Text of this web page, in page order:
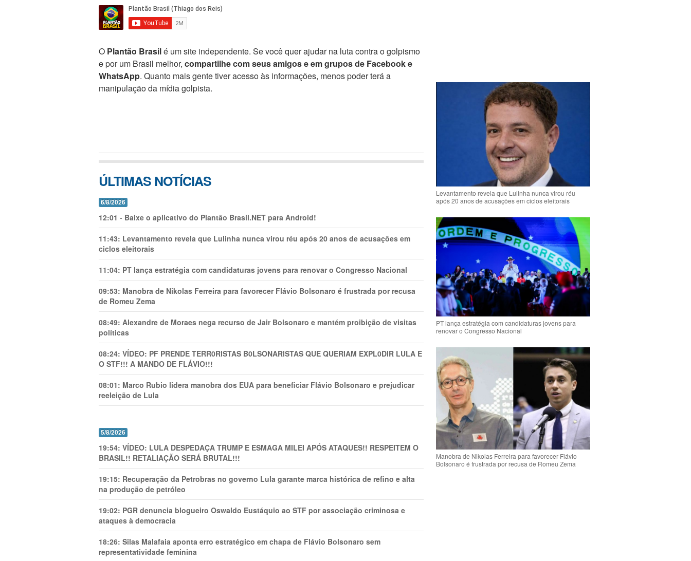
O Plantão Brasilé um site independente. Se você quer ajudar na luta contra o golpismo
e por um Brasil melhor, compartilhe com seus amigos e em grupos de Facebook e
WhatsApp. Quanto mais gente tiver acesso às informações, menos poder terá a
manipulação da mídia golpista.
ÚLTIMAS NOTÍCIAS
6/8/2026
12:01 - Baixe o aplicativo do Plantão Brasil.NET para Android!
11:43: Levantamento revela que Lulinha nunca virou réu após 20 anos de acusações em
ciclos eleitorais
11:04: PT lança estratégia com candidaturas jovens para renovar o Congresso Nacional
09:53: Manobra de Nikolas Ferreira para favorecer Flávio Bolsonaro é frustrada por recusa
de Romeu Zema
08:49: Alexandre de Moraes nega recurso de Jair Bolsonaro e mantém proibição de visitas
políticas
08:24: VÍDEO: PF PRENDE TERR0RlSTAS B0LSONARlSTAS QUE QUERIAM EXPL0DlR LULA E
O STF!!! A MANDO DE FLÁVIO!!!
08:01: Marco Rubio lidera manobra dos EUA para beneficiar Flávio Bolsonaro e prejudicar
reeleição de Lula
5/8/2026
19:54: VÍDEO: LULA DESPEDAÇA TRUMP E ESMAGA MILEI APÓS ATAQUES!! RESPEITEM O
BRASIL!! RETALIAÇÃO SERÁ BRUTAL!!!
19:15: Recuperação da Petrobras no governo Lula garante marca histórica de refino e alta
na produção de petróleo
19:02: PGR denuncia blogueiro Oswaldo Eustáquio ao STF por associação criminosa e
ataques à democracia
18:26: Silas Malafaia aponta erro estratégico em chapa de Flávio Bolsonaro sem
representatividade feminina
Levantamento revela que Lulinha nunca virou réu
após 20 anos de acusações em ciclos eleitorais
PT lança estratégia com candidaturas jovens para
renovar o Congresso Nacional
Manobra de Nikolas Ferreira para favorecer Flávio
Bolsonaro é frustrada por recusa de Romeu Zema